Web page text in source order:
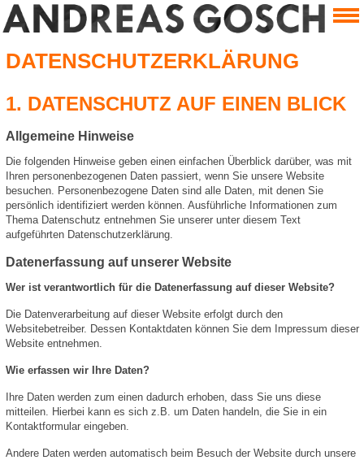
DATENSCHUTZERKLÄRUNG
1. DATENSCHUTZ AUF EINEN BLICK
Allgemeine Hinweise
Die folgenden Hinweise geben einen einfachen Überblick darüber, was mit
Ihren personenbezogenen Daten passiert, wenn Sie unsere Website
besuchen. Personenbezogene Daten sind alle Daten, mit denen Sie
persönlich identifiziert werden können. Ausführliche Informationen zum
Thema Datenschutz entnehmen Sie unserer unter diesem Text
aufgeführten Datenschutzerklärung.
Datenerfassung auf unserer Website
Wer ist verantwortlich für die Datenerfassung auf dieser Website?
Die Datenverarbeitung auf dieser Website erfolgt durch den
Websitebetreiber. Dessen Kontaktdaten können Sie dem Impressum dieser
Website entnehmen.
Wie erfassen wir Ihre Daten?
Ihre Daten werden zum einen dadurch erhoben, dass Sie uns diese
mitteilen. Hierbei kann es sich z.B. um Daten handeln, die Sie in ein
Kontaktformular eingeben.
Andere Daten werden automatisch beim Besuch der Website durch unsere